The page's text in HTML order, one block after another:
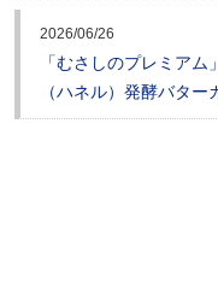
2026/06/26
「むさしのプレミア
（ハネル）発酵バター